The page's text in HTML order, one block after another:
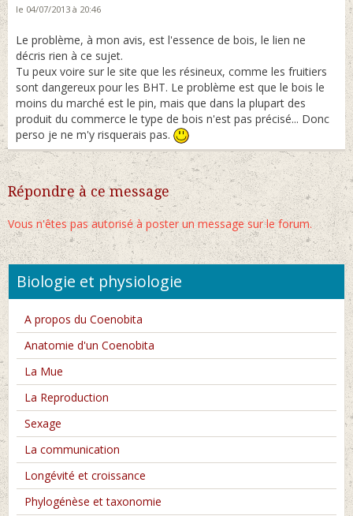
le 04/07/2013 à 20:46
Le problème, à mon avis, est l'essence de bois, le lien ne
décris rien à ce sujet.
Tu peux voire sur le site que les résineux, comme les fruitiers
sont dangereux pour les BHT. Le problème est que le bois le
moins du marché est le pin, mais que dans la plupart des
produit du commerce le type de bois n'est pas précisé... Donc
perso je ne m'y risquerais pas.
Répondre à ce message
Vous n'êtes pas autorisé à poster un message sur le forum.
Biologie et physiologie
A propos du Coenobita
Anatomie d'un Coenobita
La Mue
La Reproduction
Sexage
La communication
Longévité et croissance
Phylogénèse et taxonomie